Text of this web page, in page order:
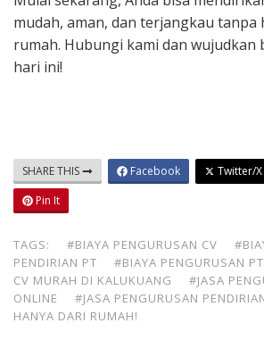
mudah, aman, dan terjangkau tanpa
rumah. Hubungi kami dan wujudkan
hari ini!
SHARE THIS Facebook Twitter/X
Pin It
TAGS: #BIAYA PENGURUSAN CV
PENDIRIAN PT
#BIAYA PENGURUSAN PT
CV MURAH DI KALUKUANG
#JASA
ONLINE
#JASA PENGURUSAN
HANYA DARI RUMAH!